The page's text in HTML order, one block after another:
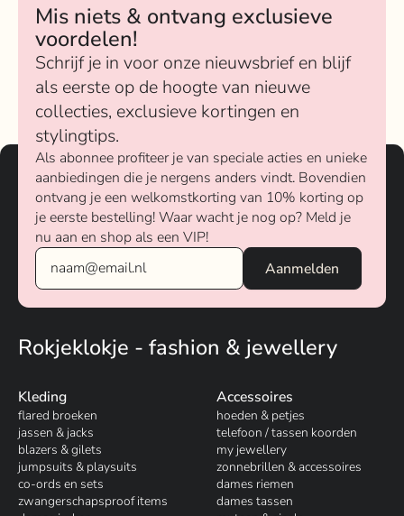
Mis niets & ontvang exclusieve
voordelen!
Schrijf je in voor onze nieuwsbrief en blijf
als eerste op de hoogte van nieuwe
collecties, exclusieve kortingen en
stylingtips.
Als abonnee profiteer je van speciale acties en unieke
aanbiedingen die je nergens anders vindt. Bovendien
ontvang je een welkomstkorting van 10% korting op
je eerste bestelling! Waar wacht je nog op? Meld je
nu aan en shop als een VIP!
Rokjeklokje - fashion & jewellery
Kleding
flared broeken
jassen & jacks
blazers & gilets
jumpsuits & playsuits
co-ords en sets
zwangerschapsproof items
Accessoires
hoeden & petjes
telefoon / tassen koorden
my jewellery
zonnebrillen & accessoires
dames riemen
dames tassen